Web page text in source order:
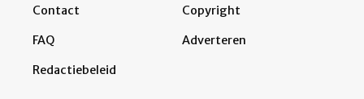
Contact
FAQ
Redactiebeleid
Copyright
Adverteren